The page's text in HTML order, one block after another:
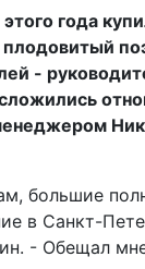
года
-
большие
в Санкт-
- Обещал